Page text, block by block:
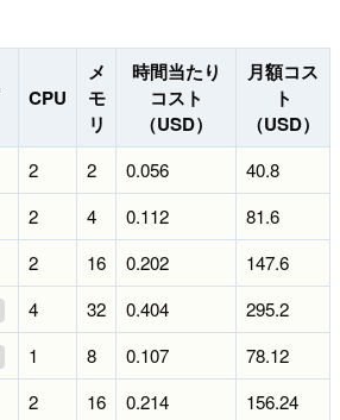
CPU
メ
モ
リ
時間当たり
コスト
（USD）
月額コス
ト
（USD）
2 2 0.056 40.8
2 4 0.112 81.6
2 16 0.202 147.6
4 32 0.404 295.2
1 8 0.107 78.12
2 16 0.214 156.24